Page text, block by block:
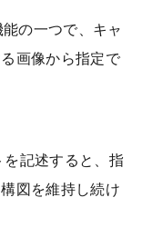
の一つで、キャ
画像から指定で
記述すると、指
図を維持し続け